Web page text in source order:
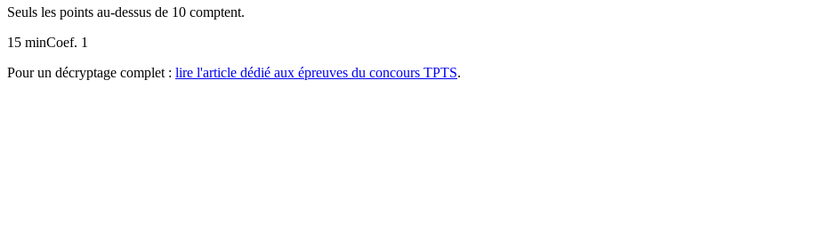
Seuls les points au-dessus de 10 comptent.
15 minCoef. 1
Pour un décryptage complet : lire l'article dédié aux épreuves du concours TPTS.